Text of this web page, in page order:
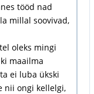
tööd nad
millal soovivad,
oleks mingi
maailma
ei luba ükski
nii ongi kellelgi,